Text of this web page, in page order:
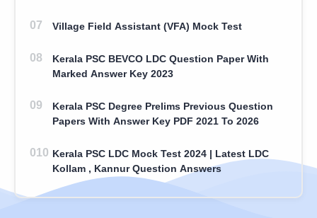
Village Field Assistant (VFA) Mock Test
Kerala PSC BEVCO LDC Question Paper With
Marked Answer Key 2023
Kerala PSC Degree Prelims Previous Question
Papers With Answer Key PDF 2021 To 2026
Kerala PSC LDC Mock Test 2024 | Latest LDC
Kollam , Kannur Question Answers